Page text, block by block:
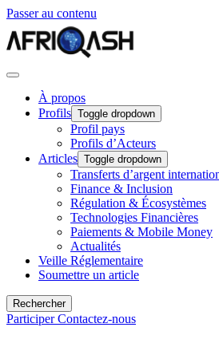
Passer au contenu
À propos
Profils Toggle dropdown
Profil pays
Profils d’Acteurs
Articles Toggle dropdown
Transferts d’argent
Finance & Inclusion
Régulation & Écosystèmes
Technologies Financières
Paiements & Mobile Money
Actualités
Veille Réglementaire
Soumettre un article
Rechercher
ParticiperContactez-nous